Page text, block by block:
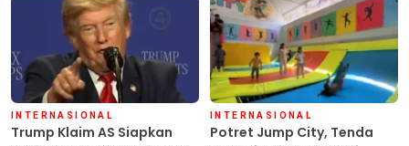
INTERNASIONAL
Trump Klaim AS Siapkan
INTERNASIONAL
Potret Jump City, Tenda